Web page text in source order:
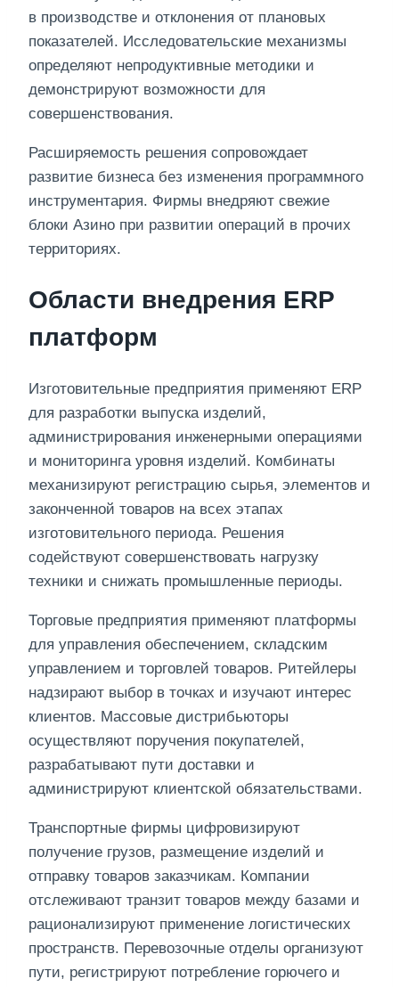
в производстве и отклонения от плановых
показателей. Исследовательские механизмы
определяют непродуктивные методики и
демонстрируют возможности для
совершенствования.
Расширяемость решения сопровождает
развитие бизнеса без изменения программного
инструментария. Фирмы внедряют свежие
блоки Азино при развитии операций в прочих
территориях.
Области внедрения ERP
платформ
Изготовительные предприятия применяют ERP
для разработки выпуска изделий,
администрирования инженерными операциями
и мониторинга уровня изделий. Комбинаты
механизируют регистрацию сырья, элементов и
законченной товаров на всех этапах
изготовительного периода. Решения
содействуют совершенствовать нагрузку
техники и снижать промышленные периоды.
Торговые предприятия применяют платформы
для управления обеспечением, складским
управлением и торговлей товаров. Ритейлеры
надзирают выбор в точках и изучают интерес
клиентов. Массовые дистрибьюторы
осуществляют поручения покупателей,
разрабатывают пути доставки и
администрируют клиентской обязательствами.
Транспортные фирмы цифровизируют
получение грузов, размещение изделий и
отправку товаров заказчикам. Компании
отслеживают транзит товаров между базами и
рационализируют применение логистических
пространств. Перевозочные отделы организуют
пути, регистрируют потребление горючего и